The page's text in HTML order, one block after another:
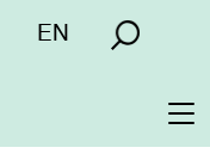
Menú
EN